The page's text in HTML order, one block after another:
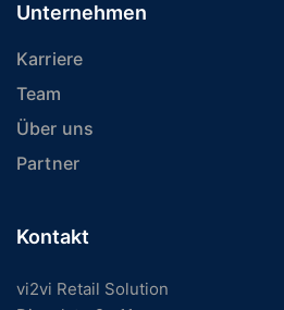
Unternehmen
Karriere
Team
Über uns
Partner
Kontakt
vi2vi Retail Solution